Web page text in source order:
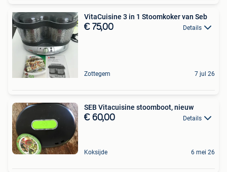
VitaCuisine 3 in 1 Stoomkoker van Seb
€ 75,00 Details
Zottegem 7 jul 26
SEB Vitacuisine stoomboot, nieuw
€ 60,00 Details
Koksijde 6 mei 26